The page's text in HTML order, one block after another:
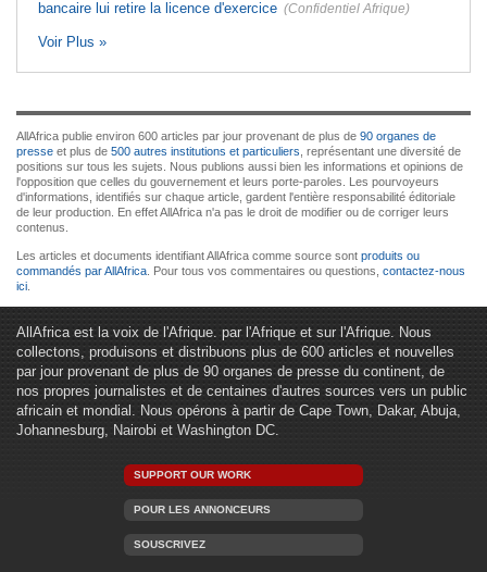
bancaire lui retire la licence d'exercice (Confidentiel Afrique)
Voir Plus »
AllAfrica publie environ 600 articles par jour provenant de plus de 90 organes de
presse et plus de 500 autres institutions et particuliers , représentant une diversité de
positions sur tous les sujets. Nous publions aussi bien les informations et opinions de
l'opposition que celles du gouvernement et leurs porte-paroles. Les pourvoyeurs
d'informations, identifiés sur chaque article, gardent l'entière responsabilité éditoriale
de leur production. En effet AllAfrica n'a pas le droit de modifier ou de corriger leurs
contenus.
Les articles et documents identifiant AllAfrica comme source sont produits ou
commandés par AllAfrica . Pour tous vos commentaires ou questions, contactez-nous
ici
AllAfrica est la voix de l'Afrique. par l'Afrique et sur l'Afrique. Nous
collectons, produisons et distribuons plus de 600 articles et nouvelles
par jour provenant de plus de 90 organes de presse du continent, de
nos propres journalistes et de centaines d'autres sources vers un public
africain et mondial. Nous opérons à partir de Cape Town, Dakar, Abuja,
Johannesburg, Nairobi et Washington DC.
SUPPORT OUR WORK
POUR LES ANNONCEURS
SOUSCRIVEZ